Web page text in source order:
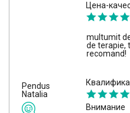
Цена-
multumit
de terapie,
recomand!
Pendus
Natalia
Внимание